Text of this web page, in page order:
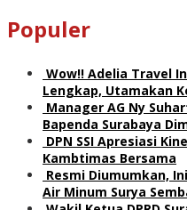
Populer
Wow!! Adelia Travel
Lengkap, Utamakan
Manager AG Ny
Bapenda Surabaya
DPN SSI Apresiasi
Kambtimas Bersama
Resmi Diumumkan,
Air Minum Surya